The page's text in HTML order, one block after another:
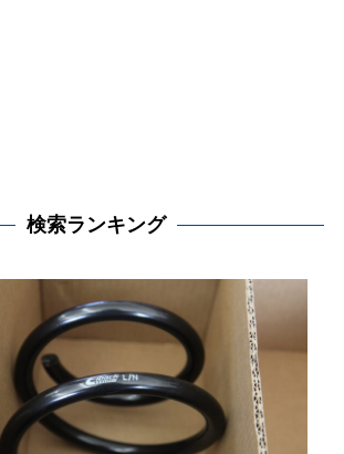
検索ランキング